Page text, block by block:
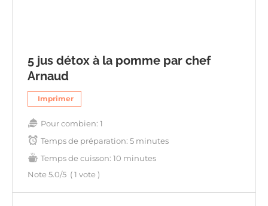
5 jus détox à la pomme par chef
Arnaud
Imprimer
Pour combien: 1
Temps de préparation: 5 minutes
Temps de cuisson: 10 minutes
Note 5.0/5 (1 vote )